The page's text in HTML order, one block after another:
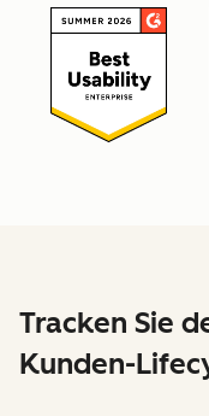
Tracken Sie
Kunden-